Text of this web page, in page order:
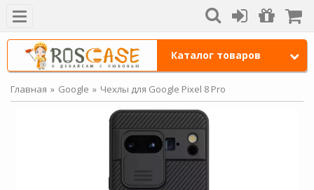
Каталог товаров
Главная Google Чехлы для Google Pixel 8 Pro